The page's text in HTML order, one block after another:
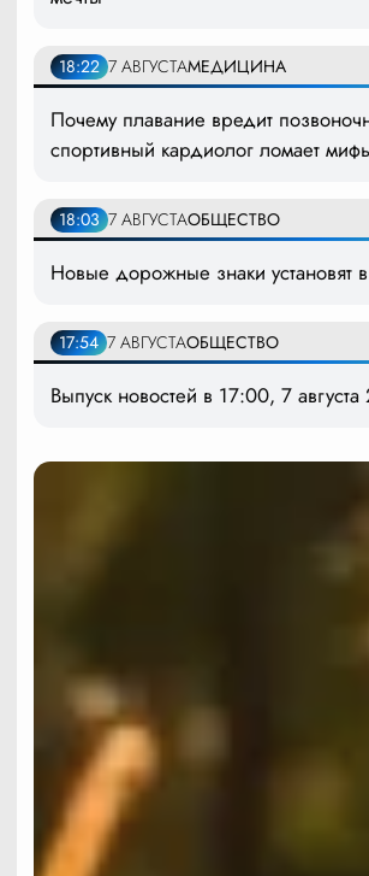
18:22 7 АВГУСТАМЕДИЦИНА
Почему плавание вредит
спортивный кардиолог ломает
18:03 7 АВГУСТАОБЩЕСТВО
Новые дорожные знаки установят
17:54 7 АВГУСТАОБЩЕСТВО
Выпуск новостей в 17:00, 7